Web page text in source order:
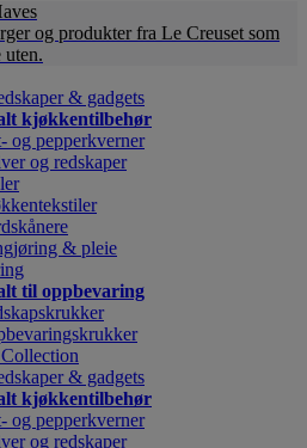
og produkter fra Le Creuset som
uten.
& gadgets
kjøkkentilbehør
og pepperkverner
og redskaper
& pleie
til oppbevaring
& gadgets
kjøkkentilbehør
og pepperkverner
og redskaper